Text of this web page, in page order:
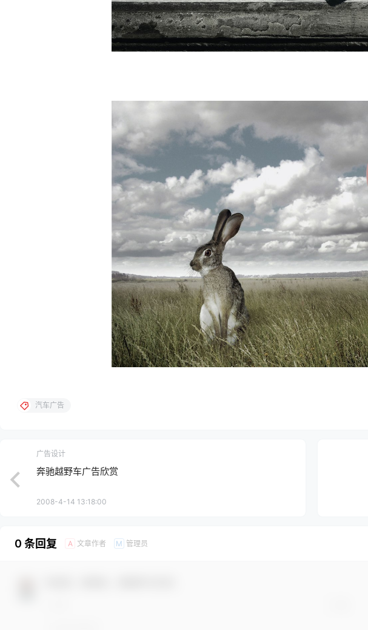
汽车广告
广告设计
奔驰越野车广告欣赏
2008-4-14 13:18:00
0 条回复 A 文章作者 M 管理员